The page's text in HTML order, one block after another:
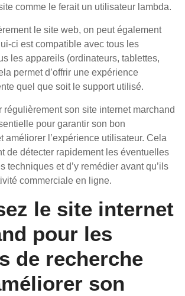
comme le ferait un utilisateur lambda.
le site web, on peut également
ci est compatible avec tous les
les appareils (ordinateurs, tablettes,
permet d’offrir une expérience
quel que soit le support utilisé.
régulièrement son site internet marchand
pour garantir son bon
améliorer l’expérience utilisateur. Cela
de détecter rapidement les éventuelles
techniques et d’y remédier avant qu’ils
commerciale en ligne.
le site internet
pour les
de recherche
son